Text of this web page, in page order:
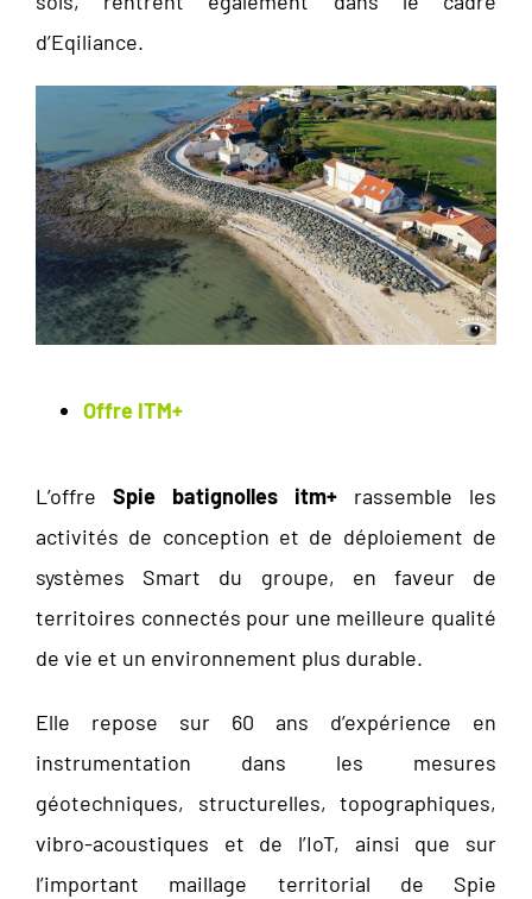
d’Eqiliance.
Offre ITM+
L’offre Spie batignolles itm+ rassemble les
activités de conception et de déploiement de
systèmes Smart du groupe, en faveur de
territoires connectés pour une meilleure qualité
de vie et un environnement plus durable.
Elle repose sur 60 ans d’expérience en
instrumentation dans les mesures
géotechniques, structurelles, topographiques,
vibro-acoustiques et de l’IoT, ainsi que sur
l’important maillage territorial de Spie